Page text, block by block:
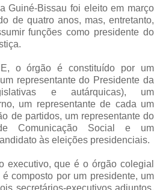
Guiné-Bissau foi eleito em março
de quatro anos, mas, entretanto,
funções como presidente do
o órgão é constituído por um
representante do Presidente da
e autárquicas), um
um representante de cada um
de partidos, um representante do
Comunicação Social e um
às eleições presidenciais.
executivo, que é o órgão colegial
composto por um presidente, um
secretários-executivos adjuntos,